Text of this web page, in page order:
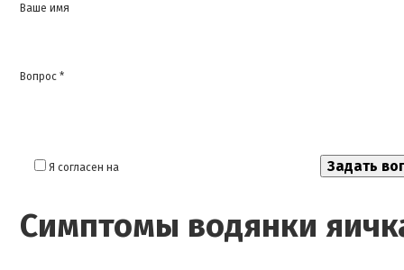
Ваше имя
Вопрос *
Я согласен на
Симптомы водянки